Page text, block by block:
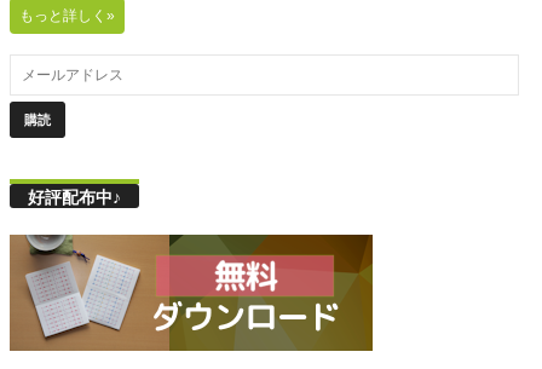
もっと詳しく»
好評配布中♪